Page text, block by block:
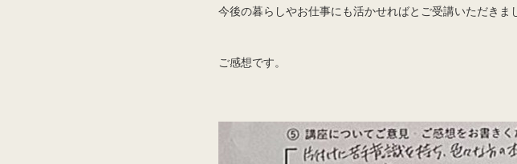
今後の暮らしやお仕事にも活かせればとご受講いただきま
ご感想です。